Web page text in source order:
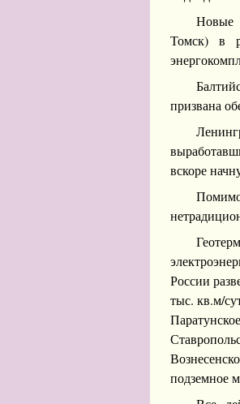
Новые
Томск) в
призвана
вскоре
России
тыс. кв.м/
подземное